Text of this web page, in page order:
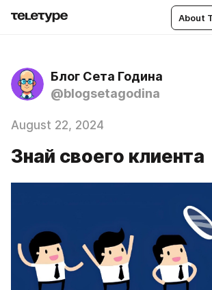
About
Блог Сета Година
@blogsetagodina
August 22, 2024
Знай своего клиента